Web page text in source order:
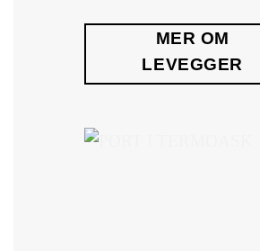
MER OM
LEVEGGER